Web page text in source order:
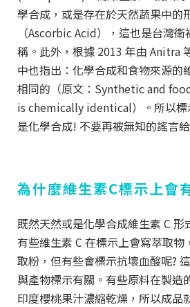
學合成，或是存在於天然蔬果中的
（Ascorbic Acid），這也是台灣
稱。此外，根據 2013 年由 Anitra
中也指出：化學合成和食物來源的
相同的（原文：Synthetic and
is chemically identical）。所以標
是化學合成! 不要再被無知的謠言
為什麼維生素C標示上會
既然天然或是化學合成維生素 C
有些維生素 C 在標示上會寫萃取
取粉，但有些會標示抗壞血酸呢?
與產物標示有關。有些原料在製造
印度櫻桃果汁濃縮乾燥，所以成品